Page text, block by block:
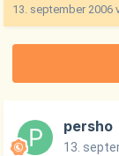
13. september 2006
persho
13.